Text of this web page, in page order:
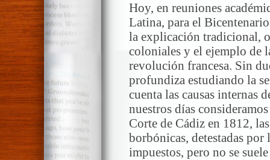
Hoy, en reuniones
Latina, para el
la explicación tradicional, o
coloniales y el ejemplo de
revolución francesa. Sin
profundiza estudiando la
cuenta las causas internas
nuestros días
Corte de Cádiz en 1812,
borbónicas, detestadas
impuestos, pero no se